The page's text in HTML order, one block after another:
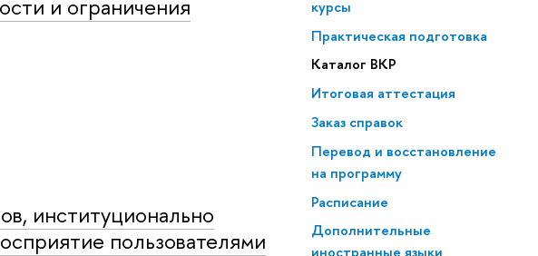
курсы
Практическая подготовка
Каталог ВКР
Итоговая аттестация
Заказ справок
Перевод и восстановление
на программу
Расписание
Дополнительные
и ограничения
институционально
пользователями